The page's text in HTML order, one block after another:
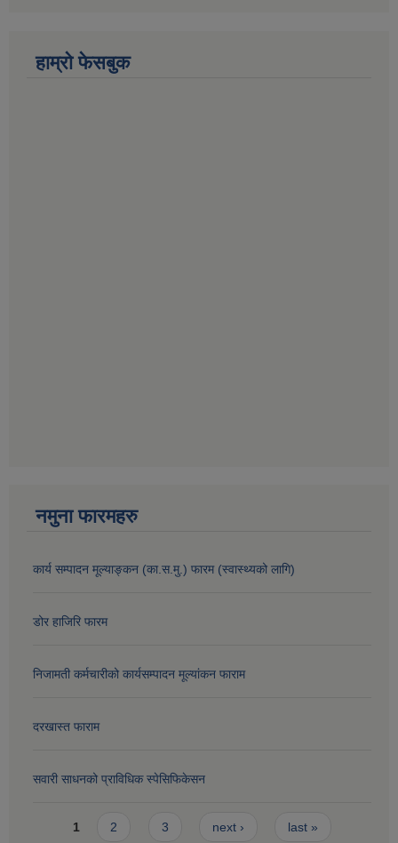
हाम्राे फेसबुक
नमुना फारमहरु
कार्य सम्पादन मूल्याङ्कन (का.स.मु.) फारम (स्वास्थ्यको लागि)
डोर हाजिरि फारम
निजामती कर्मचारीको कार्यसम्पादन मूल्यांकन फाराम
दरखास्त फाराम
सवारी साधनको प्राविधिक स्पेसिफिकेसन
Pages
1 2 3 next › last »